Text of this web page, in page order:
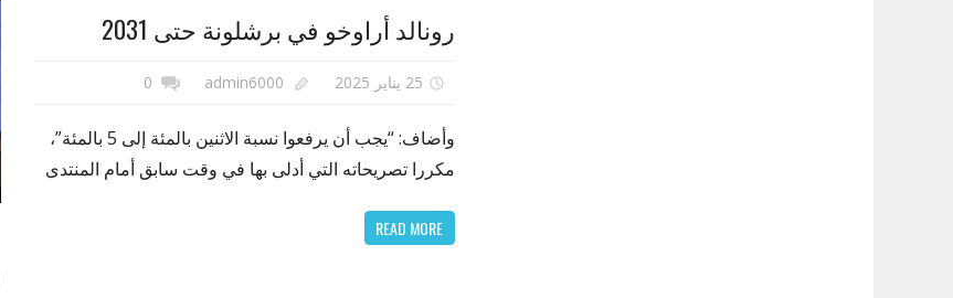
رونالد أراوخو في برشلونة حتى 2031
25 يناير 2025 admin6000
0
وأضاف: “يجب أن يرفعوا نسبة الاثنين بالمئة إلى 5 بالمئة”،
مكررا تصريحاته التي أدلى بها في وقت سابق أمام المنتدى
READ MORE